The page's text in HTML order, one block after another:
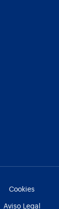
Cookies
Aviso Legal